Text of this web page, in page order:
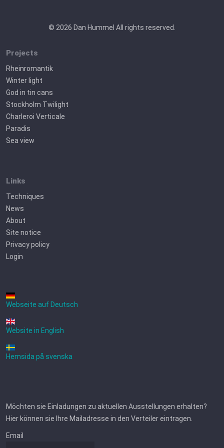
© 2026 Dan Hummel All rights reserved.
Projects
Rheinromantik
Winter light
God in tin cans
Stockholm Twilight
Charleroi Verticale
Paradis
Sea view
Links
Techniques
News
About
Site notice
Privacy policy
Login
Webseite auf Deutsch
Website in English
Hemsida på svenska
Möchten sie Einladungen zu aktuellen Ausstellungen erhalten?
Hier können sie Ihre Mailadresse in den Verteiler eintragen.
Email